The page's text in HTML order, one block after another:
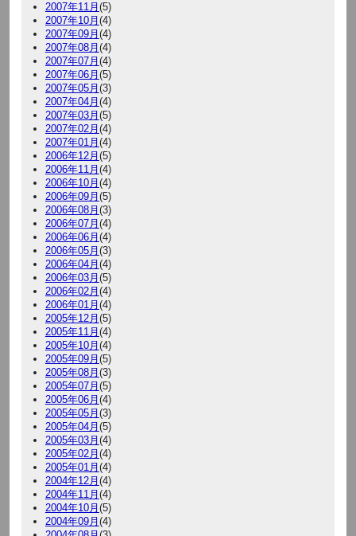
2007年11月 (5)
2007年10月 (4)
2007年09月 (4)
2007年08月 (4)
2007年07月 (4)
2007年06月 (5)
2007年05月 (3)
2007年04月 (4)
2007年03月 (5)
2007年02月 (4)
2007年01月 (4)
2006年12月 (5)
2006年11月 (4)
2006年10月 (4)
2006年09月 (5)
2006年08月 (3)
2006年07月 (4)
2006年06月 (4)
2006年05月 (3)
2006年04月 (4)
2006年03月 (5)
2006年02月 (4)
2006年01月 (4)
2005年12月 (5)
2005年11月 (4)
2005年10月 (4)
2005年09月 (5)
2005年08月 (3)
2005年07月 (5)
2005年06月 (4)
2005年05月 (3)
2005年04月 (5)
2005年03月 (4)
2005年02月 (4)
2005年01月 (4)
2004年12月 (4)
2004年11月 (4)
2004年10月 (5)
2004年09月 (4)